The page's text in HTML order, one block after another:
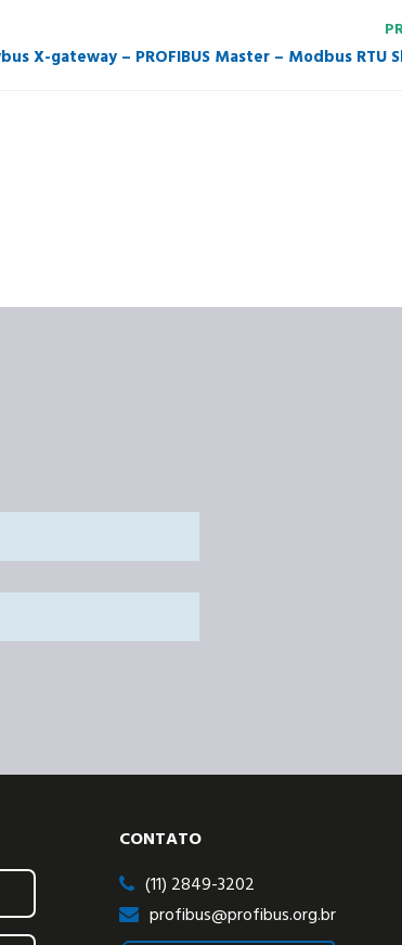
X-gateway – PROFIBUS Master – Modbus RTU
CONTATO
(11) 2849-3202
profibus@profibus.org.br